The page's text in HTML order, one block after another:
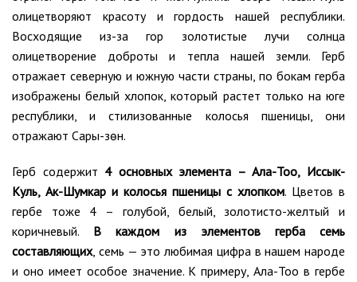
олицетворяют красоту и гордость нашей республики.
Восходящие из-за гор золотистые лучи солнца
олицетворение доброты и тепла нашей земли. Герб
отражает северную и южную части страны, по бокам герба
изображены белый хлопок, который растет только на юге
республики, и стилизованные колосья пшеницы, они
отражают Сары-Өзөн.
Герб содержит 4 основных элемента – Ала-Тоо, Иссык-
Куль, Ак-Шумкар и колосья пшеницы с хлопком. Цветов в
гербе тоже 4 – голубой, белый, золотисто-желтый и
коричневый. В каждом из элементов герба семь
составляющих, семь — это любимая цифра в нашем народе
и оно имеет особое значение. К примеру, Ала-Тоо в гербе